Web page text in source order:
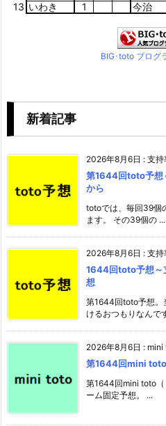
13 いわき 1 今治
BIG･toto ブログ
新着記事
2026年8月6日 : 支持
第1644回toto予想
から
totoでは、毎回39個
ます。 その39個の ...
2026年8月6日 : 支持
1644回toto予想～
想
第1644回toto予想。
けるおつもりなんで
2026年8月6日 : mini
第1644回mini toto
第1644回mini toto（
ーム固定予想。 ...